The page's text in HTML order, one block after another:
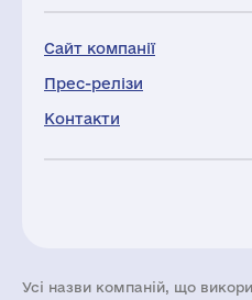
Сайт компанії
Прес-релізи
Контакти
Усі назви компаній, що